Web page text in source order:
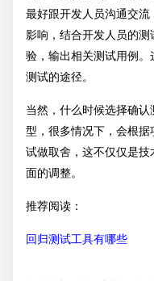
最好跟开发人员沟通交流
影响，结合开发人员的
验，输出相关测试用例
测试的途径。
当然，什么时候选择确
型，很多情况下，会根据
试做取舍，这不仅仅是
面的调整。
推荐阅读：
回归测试工具有哪些